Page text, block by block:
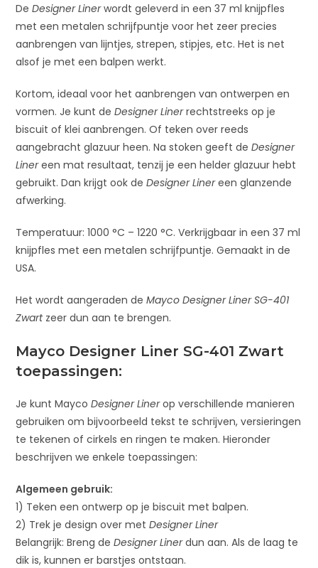
DeDesigner Linerwordt geleverd in een 37 ml knijpfles
met een metalen schrijfpuntje voor het zeer precies
aanbrengen van lijntjes, strepen, stipjes, etc. Het is net
alsof je met een balpen werkt.
Kortom, ideaal voor het aanbrengen van ontwerpen en
vormen. Je kunt deDesigner Linerrechtstreeks op je
biscuit of klei aanbrengen. Of teken over reeds
aangebracht glazuur heen. Na stoken geeft deDesigner
Linereen mat resultaat, tenzij je een helder glazuur hebt
gebruikt. Dan krijgt ook deDesigner Linereen glanzende
afwerking.
Temperatuur: 1000 °C – 1220 °C. Verkrijgbaar in een 37 ml
knijpfles met een metalen schrijfpuntje. Gemaakt in de
USA.
Het wordt aangeraden deMayco Designer Liner SG-401
Zwartzeer dun aan te brengen.
Mayco Designer Liner SG-401 Zwart
toepassingen:
Je kunt MaycoDesigner Linerop verschillende manieren
gebruiken om bijvoorbeeld tekst te schrijven, versieringen
te tekenen of cirkels en ringen te maken. Hieronder
beschrijven we enkele toepassingen:
Algemeen gebruik:
1) Teken een ontwerp op je biscuit met balpen.
2) Trek je design over metDesigner Liner
Belangrijk: Breng deDesigner Linerdun aan. Als de laag te
dik is, kunnen er barstjes ontstaan.